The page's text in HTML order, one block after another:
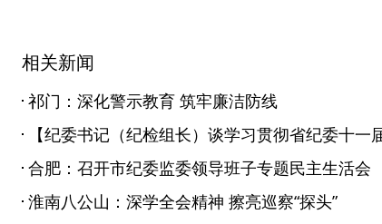
相关新闻
祁门：深化警示教育 筑牢廉洁防线
合肥：召开市纪委监委领导班子专题民主生活会
淮南八公山：深学全会精神 擦亮巡察“探头”